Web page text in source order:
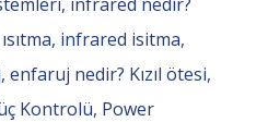
infrared isitma,
nedir? Kızıl ötesi,
Kontrolü, Power